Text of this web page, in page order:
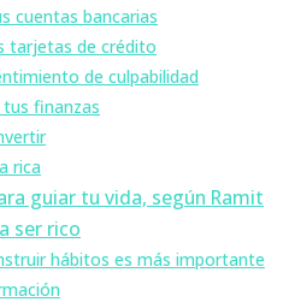
cuentas bancarias
tarjetas de crédito
de culpabilidad
finanzas
rica
guiar tu vida, según Ramit
ser rico
hábitos es más importante